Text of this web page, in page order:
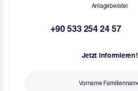
Anlageberater
+90 533 254 24 57
Jetzt informieren!